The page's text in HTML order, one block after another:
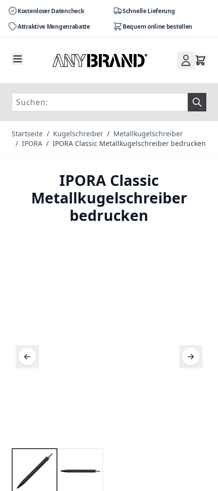
Kostenloser Datencheck
Schnelle Lieferung
Attraktive Mengenrabatte
Bequem online bestellen
Startseite / Kugelschreiber / Metallkugelschreiber
/ IPORA / IPORA Classic Metallkugelschreiber bedrucken
IPORA Classic
Metallkugelschreiber
bedrucken